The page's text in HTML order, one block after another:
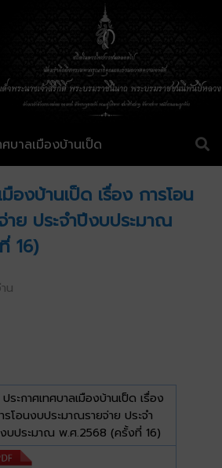
ศบาลเมืองบ้านเป็ด
มืองบ้านเป็ด เรื่อง การโอน
ย ประจำปีงบประมาณ
16)
น
ประกาศเทศบาลเมืองบ้านเป็ด เรื่อง
รโอนงบประมาณรายจ่าย ประจำ
บประมาณ พ.ศ.2568 (ครั้งที่ 16)